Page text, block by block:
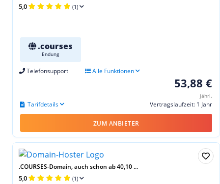
5,0 (1)
.courses
Endung
Telefonsupport Alle Funktionen
53,88 €
jährl.
Vertragslaufzeit: 1 Jahr
Tarifdetails
ZUM ANBIETER
.COURSES-Domain, auch schon ab 40,10 ...
5,0 (1)